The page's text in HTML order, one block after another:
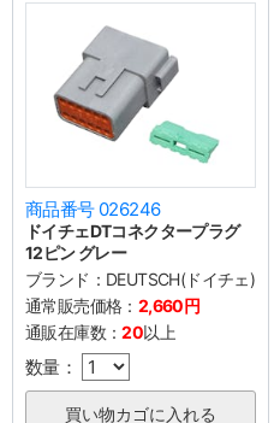
商品番号 026246
ドイチェDTコネクタープラグ
12ピン グレー
ブランド： DEUTSCH(ドイチェ)
通常販売価格： 2,660円
通販在庫数：20以上
数量：